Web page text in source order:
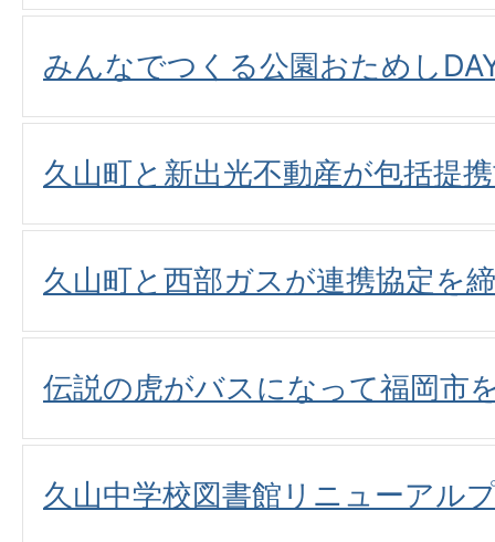
みんなでつくる公園おためし
久山町と新出光不動産が包括提
久山町と西部ガスが連携協定を
伝説の虎がバスになって福岡市
久山中学校図書館リニューアル